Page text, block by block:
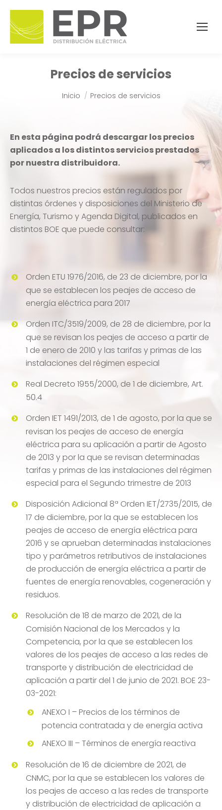
Precios de servicios
Estás aquí:
Inicio Precios de servicios
En esta página podrá descargar los precios
aplicados a los distintos servicios prestados
por nuestra distribuidora.
Todos nuestros precios están regulados por
distintas órdenes y disposiciones del Ministerio de
Energía, Turismo y Agenda Digital, publicados en
distintos BOE que puede consultar:
Orden ETU 1976/2016, de 23 de diciembre, por la
que se establecen los peajes de acceso de
energía eléctrica para 2017
Orden ITC/3519/2009, de 28 de diciembre, por la
que se revisan los peajes de acceso a partir de
1 de enero de 2010 y las tarifas y primas de las
instalaciones del régimen especial
Real Decreto 1955/2000, de 1 de diciembre, Art.
50.4
Orden IET 1491/2013, de 1 de agosto, por la que se
revisan los peajes de acceso de energía
eléctrica para su aplicación a partir de Agosto
de 2013 y por la que se revisan determinadas
tarifas y primas de las instalaciones del régimen
especial para el Segundo trimestre de 2013
Disposición Adicional 8ª Orden IET/2735/2015, de
17 de diciembre, por la que se establecen los
peajes de acceso de energía eléctrica para
2016 y se aprueban determinadas instalaciones
tipo y parámetros retributivos de instalaciones
de producción de energía eléctrica a partir de
fuentes de energía renovables, cogeneración y
residuos.
Resolución de 18 de marzo de 2021, de la
Comisión Nacional de los Mercados y la
Competencia, por la que se establecen los
valores de los peajes de acceso a las redes de
transporte y distribución de electricidad de
aplicación a partir del 1 de junio de 2021. BOE 23-
03-2021:
ANEXO I – Precios de los términos de
potencia contratada y de energía activa
ANEXO III – Términos de energía reactiva
Resolución de 16 de diciembre de 2021, de
CNMC, por la que se establecen los valores de
los peajes de acceso a las redes de transporte
y distribución de electricidad de aplicación a